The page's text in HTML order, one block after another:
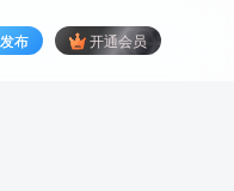
发布 开通会员